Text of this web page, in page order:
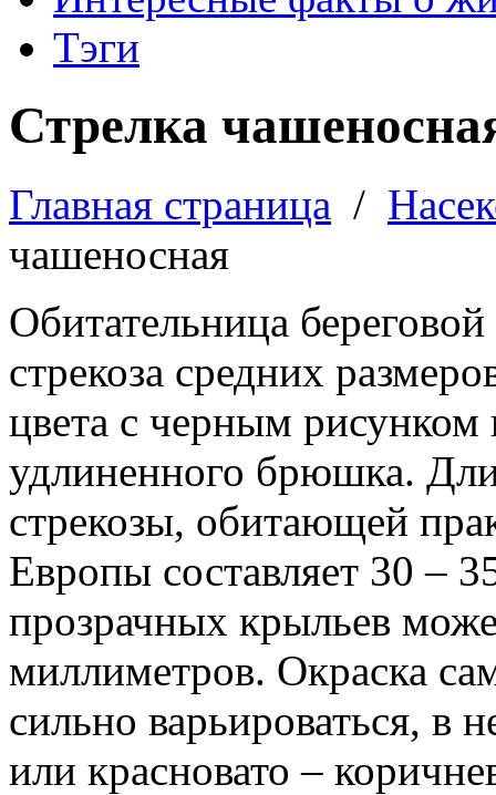
Тэги
Стрелка
Главная страница /
чашеносная
Обитательница
стрекоза средних
цвета с черным
удлиненного брюшка.
стрекозы, обитающей
Европы составляет 30 –
прозрачных крыльев
миллиметров. Окраска
сильно варьироваться, в
или красновато –